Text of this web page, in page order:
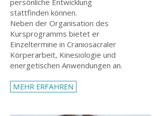
persönliche Entwicklung
stattfinden können.
Neben der Organisation des
Kursprogramms bietet er
Einzeltermine in Craniosacraler
Körperarbeit, Kinesiologie und
energetischen Anwendungen an.
MEHR ERFAHREN